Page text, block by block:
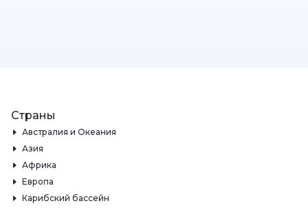
Страны
Австралия и Океания
Азия
Африка
Европа
Карибский бассейн